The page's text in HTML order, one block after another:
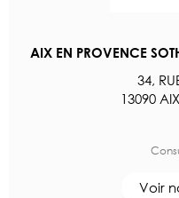
AIX EN PROVENCE
34,
13090
Voir